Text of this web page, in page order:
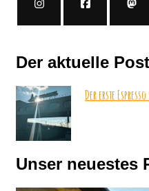
Der aktuelle Post
Der erste
Unser neuestes